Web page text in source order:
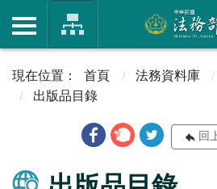
首頁 法務資料庫
出版品目錄
回